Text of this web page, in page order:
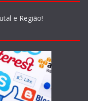
e Região!